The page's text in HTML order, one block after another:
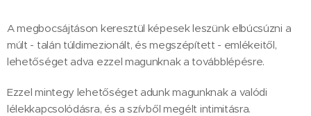
A megbocsájtáson keresztül képesek leszünk elbúcsúzni a
múlt - talán túldimezionált, és megszépített - emlékeitől,
lehetőséget adva ezzel magunknak a továbblépésre.
Ezzel mintegy lehetőséget adunk magunknak a valódi
lélekkapcsolódásra, és a szívből megélt intimitásra.